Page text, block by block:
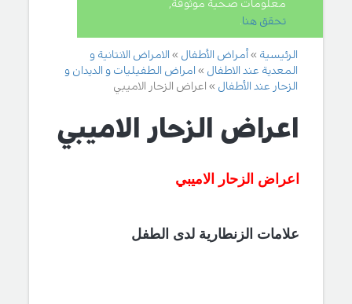
معلومات صحية موثوقة,
تحقق هنا.
الرئيسية أمراض الأطفال
الامراض الانتانية و
المعدية عند الاطفال
امراض الطفيليات و الديدان و
الزحار عند الأطفال
اعراض الزحار الاميبي
اعراض الزحار الاميبي
اعراض الزحار الاميبي
علامات الزنطارية لدى الطفل